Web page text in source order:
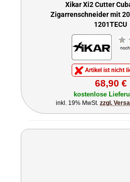
Xikar Xi2 Cutter
Zigarrenschneider mit
1201TECU
Artikel ist nicht
68,90 €
kostenlose
inkl. 19% MwSt. zzgl.